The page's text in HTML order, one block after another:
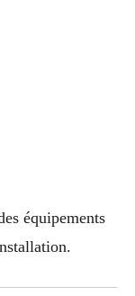
équipements